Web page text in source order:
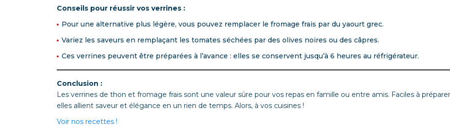
Conseils pour réussir vos verrines :
Pour une alternative plus légère, vous pouvez remplacer le fromage frais par du yaourt grec.
Variez les saveurs en remplaçant les tomates séchées par des olives noires ou des câpres.
Ces verrines peuvent être préparées à l’avance : elles se conservent jusqu’à 6 heures au réfrigérateur.
Conclusion :
Les verrines de thon et fromage frais sont une valeur sûre pour vos repas en famille ou entre amis. Faciles à
elles allient saveur et élégance en un rien de temps. Alors, à vos cuisines !
Voir nos recettes !